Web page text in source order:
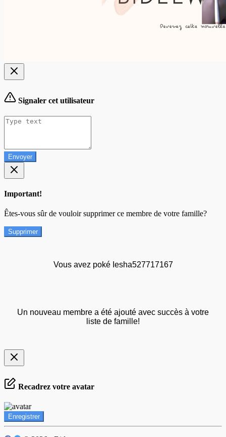
Signaler cet utilisateur
Envoyer
Important!
Êtes-vous sûr de vouloir supprimer ce membre de votre famille?
Supprimer
Vous avez poké Iesha527717167
Un nouveau membre a été ajouté avec succès à votre
liste de famille!
Recadrez votre avatar
Enregistrer